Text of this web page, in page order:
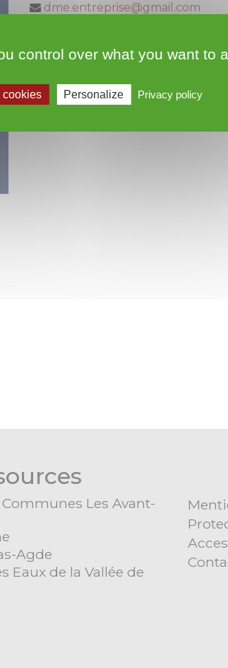
dme.entreprise@gmail.com
Les Avant-
Agde
Eaux de la Vallée de
control over what you want to
cookies Personalize Privacy policy